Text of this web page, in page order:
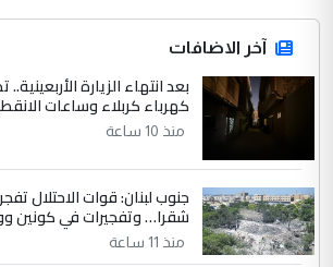
التعليق : قرار مستعجل جدا
للوزاره ولا للمواطن القرار الصائب
الاستماع للمدير ومغرفة ...
الموضوع :
وزير الصحة يعفي مدير
العام في بغداد
سردار
التعليق : واحد من عصابة علي ماما
جنسية الرافد الثالث للعراق ومن
آخر الاضافات
بعد انتهاء الزيارة
كهرباء كربلاء وساعات
منذ 10 ساعة
جنوب لبنان: قوات الاحتلال
شقرا… وتفجيرات في كونين
منذ 11 ساعة